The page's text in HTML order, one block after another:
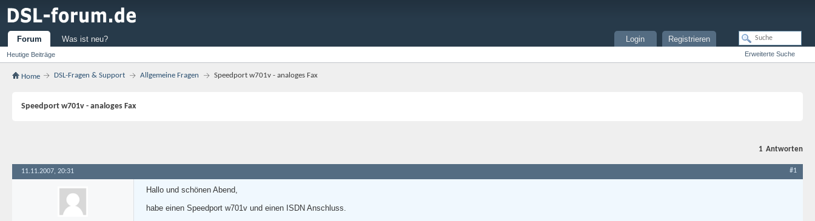
Forum
Heutige Beiträge
Was ist neu? Registrieren
Login
Erweiterte Suche
Home DSL-Fragen & Support Allgemeine Fragen Speedport w701v - analoges Fax
Speedport w701v - analoges Fax
1 Antworten
11.11.2007, 20:31 #1
Hallo und schönen Abend,
habe einen Speedport w701v und einen ISDN Anschluss.